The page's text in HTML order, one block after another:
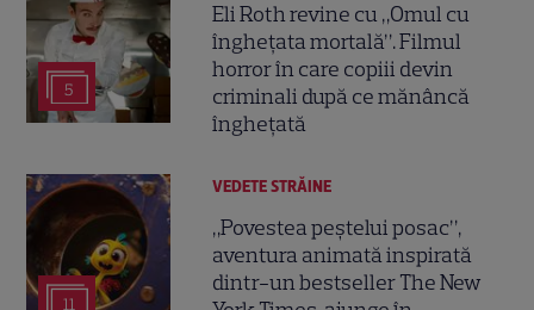
5
Eli Roth revine cu „Omul cu
înghețata mortală”. Filmul
horror în care copiii devin
criminali după ce mănâncă
înghețată
11
VEDETE STRĂINE
„Povestea peștelui posac”,
aventura animată inspirată
dintr-un bestseller The New